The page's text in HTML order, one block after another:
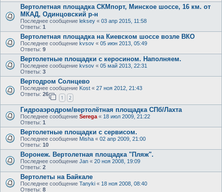
Вертолетная площадка СКМпорт, Минское шоссе, 16 км. от
МКАД, Одинцовский р-н
Последнее сообщение leksey « 03 апр 2015, 11:58
Ответы: 1
Вертолетная площадка на Киевском шоссе возле ВКО
Последнее сообщение kvsov « 05 июн 2013, 05:49
Ответы: 9
Вертолетные площадки с керосином. Наполняем.
Последнее сообщение kvsov « 05 май 2013, 22:31
Ответы: 3
Вертодром Солнцево
Последнее сообщение Kost « 27 ноя 2012, 21:43
Ответы: 26
1 2
Гидроаэродром/вертолётная площадка СПб/Лахта
Последнее сообщение Serega « 18 июл 2009, 21:22
Ответы: 1
Вертолетные площадки с сервисом.
Последнее сообщение Misha « 02 апр 2009, 21:00
Ответы: 10
Воронеж. Вертолетная площадка "Пляж".
Последнее сообщение Jan « 20 ноя 2008, 19:09
Ответы: 2
Вертолеты на Байкале
Последнее сообщение Tanyki « 18 ноя 2008, 08:40
Ответы: 8